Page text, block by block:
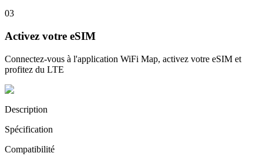
03
Activez votre eSIM
Connectez-vous à l'application WiFi Map, activez votre eSIM et
profitez du LTE
Description
Spécification
Compatibilité